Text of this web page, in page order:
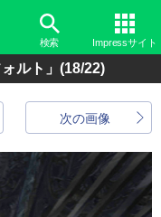
検索 Impressサイト
ルト」 (18/22)
次の画像